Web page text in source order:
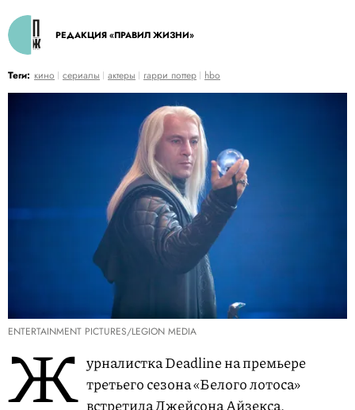
РЕДАКЦИЯ «ПРАВИЛ ЖИЗНИ»
Теги: кино сериалы актеры гарри поттер hbo
ENTERTAINMENT PICTURES/LEGION MEDIA
Ж урналистка Deadline на премьере
третьего сезона «Белого лотоса»
встретила Джейсона Айзекса,